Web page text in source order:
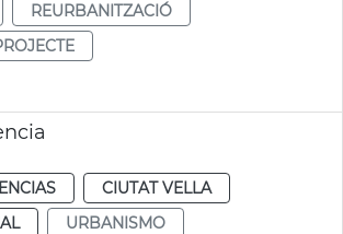
REURBANITZACIÓ
CIUTAT VELLA
URBANISMO